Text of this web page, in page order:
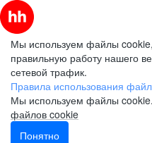
Мы используем файлы
правильную работу нашего
сетевой трафик.
Правила использования
Мы используем файлы cookie.
файлов cookie
Понятно